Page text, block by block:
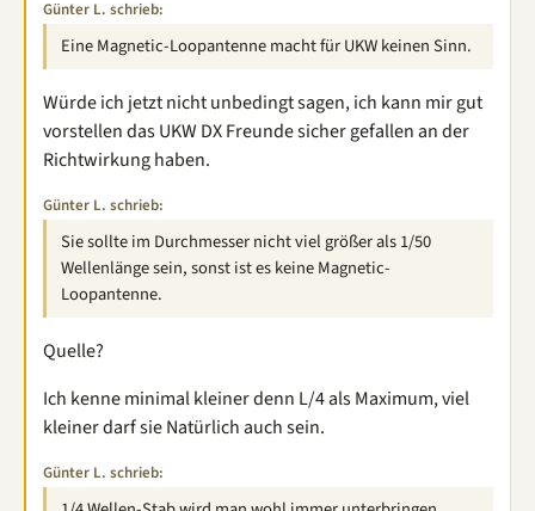
Günter L. schrieb:
Eine Magnetic-Loopantenne macht für UKW keinen Sinn.
Würde ich jetzt nicht unbedingt sagen, ich kann mir gut
vorstellen das UKW DX Freunde sicher gefallen an der
Richtwirkung haben.
Günter L. schrieb:
Sie sollte im Durchmesser nicht viel größer als 1/50
Wellenlänge sein, sonst ist es keine Magnetic-
Loopantenne.
Quelle?
Ich kenne minimal kleiner denn L/4 als Maximum, viel
kleiner darf sie Natürlich auch sein.
Günter L. schrieb: